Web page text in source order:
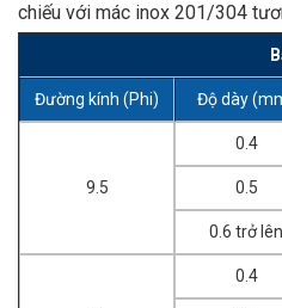
chiếu với mác inox 201/304
Đường kính (Phi) Độ dày
9.5
0.4
0.5
0.6 trở lên
0.4